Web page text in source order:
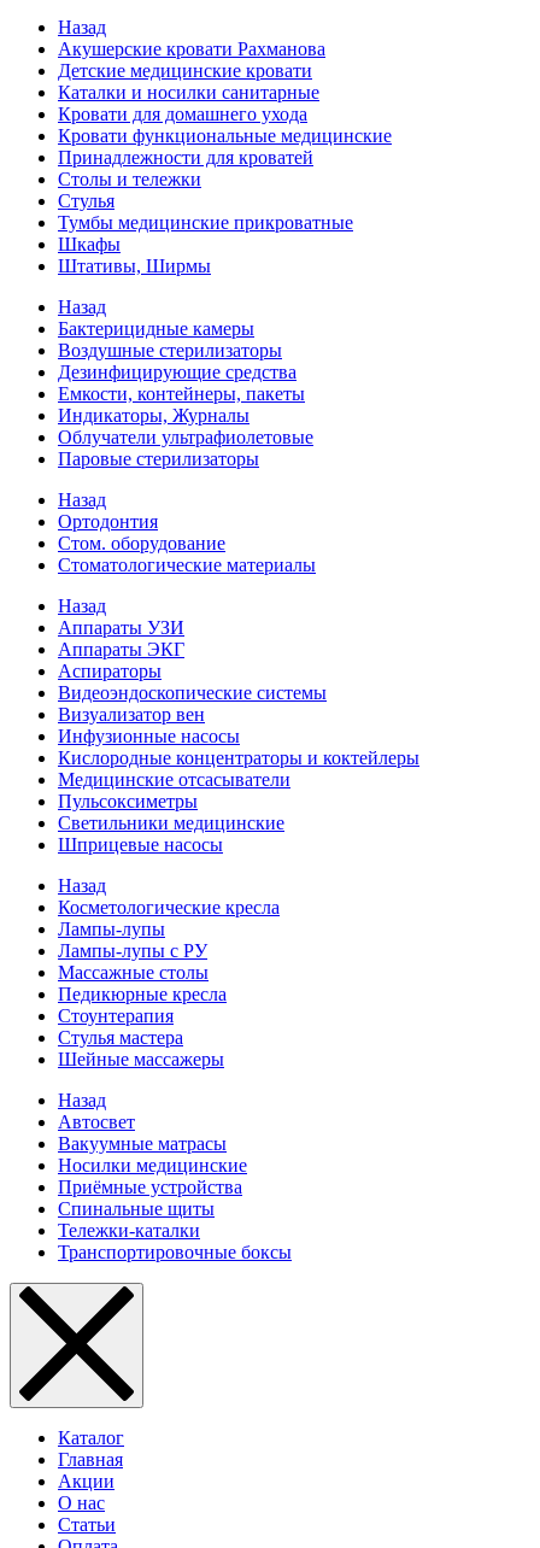
Назад
Акушерские кровати Рахманова
Детские медицинские кровати
Каталки и носилки санитарные
Кровати для домашнего ухода
Кровати функциональные медицинские
Принадлежности для кроватей
Столы и тележки
Стулья
Тумбы медицинские прикроватные
Шкафы
Штативы, Ширмы
Назад
Бактерицидные камеры
Воздушные стерилизаторы
Дезинфицирующие средства
Емкости, контейнеры, пакеты
Индикаторы, Журналы
Облучатели ультрафиолетовые
Паровые стерилизаторы
Назад
Ортодонтия
Стом. оборудование
Стоматологические материалы
Назад
Аппараты УЗИ
Аппараты ЭКГ
Аспираторы
Видеоэндоскопические системы
Визуализатор вен
Инфузионные насосы
Кислородные концентраторы и коктейлеры
Медицинские отсасыватели
Пульсоксиметры
Светильники медицинские
Шприцевые насосы
Назад
Косметологические кресла
Лампы-лупы
Лампы-лупы с РУ
Массажные столы
Педикюрные кресла
Стоунтерапия
Стулья мастера
Шейные массажеры
Назад
Автосвет
Вакуумные матрасы
Носилки медицинские
Приёмные устройства
Спинальные щиты
Тележки-каталки
Транспортировочные боксы
Каталог
Главная
Акции
О нас
Статьи